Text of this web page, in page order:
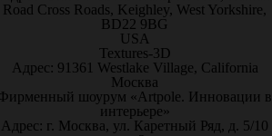
Road Cross Roads, Keighley, West Yorkshire,
BD22 9BG
USA
Textures-3D
Адрес: 91361 Westlake Village, California
Москва
шоурум «Artpole. Инновации в
интерьере»
Адрес: г. Москва, ул. Каретный Ряд, д. 5/10